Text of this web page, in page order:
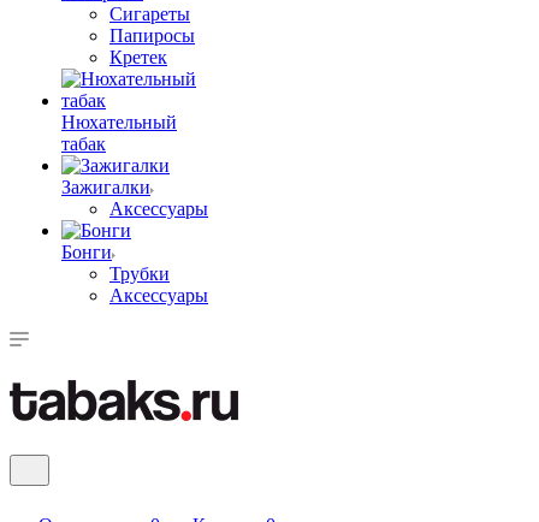
Сигареты
Папиросы
Кретек
Нюхательный
табак
Зажигалки
Аксессуары
Бонги
Трубки
Аксессуары